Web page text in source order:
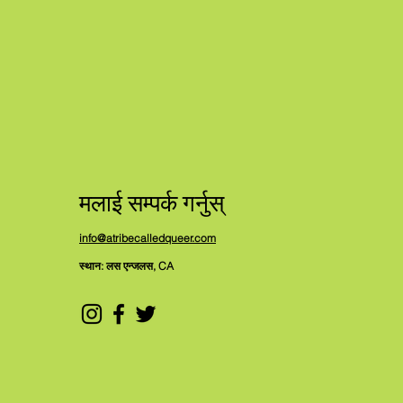
मलाई सम्पर्क गर्नुस्
info@atribecalledqueer.com
स्थान: लस एन्जलस, CA